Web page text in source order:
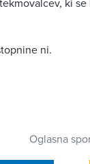
ni.
Oglasna